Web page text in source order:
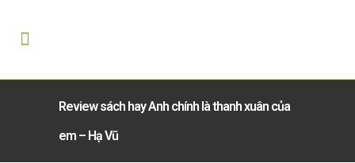
Review sách hay Anh chính là thanh xuân của
em – Hạ Vũ